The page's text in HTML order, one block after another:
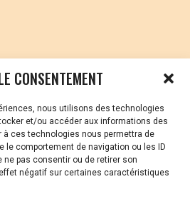
CONSENTEMENT
nous utilisons des technologies
et/ou accéder aux informations des
à ces technologies nous permettra de
le comportement de navigation ou les ID
pas consentir ou de retirer son
négatif sur certaines caractéristiques
SOUTIEN PSYCHOLOGIQUE ET
vous êtes victime de VSS ? Ou
en besoin de soutien